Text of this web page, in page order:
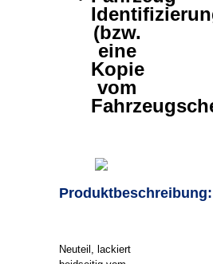
(bzw.
eine
Kopie
vom
Produktbeschreibung:
Neuteil, lackiert